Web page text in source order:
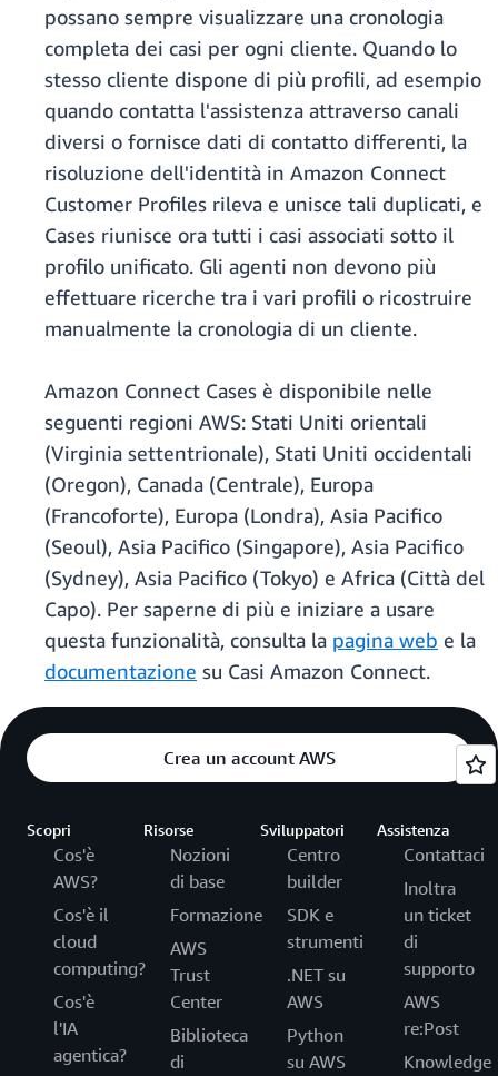
possano sempre visualizzare una cronologia
completa dei casi per ogni cliente. Quando lo
stesso cliente dispone di più profili, ad esempio
quando contatta l'assistenza attraverso canali
diversi o fornisce dati di contatto differenti, la
risoluzione dell'identità in Amazon Connect
Customer Profiles rileva e unisce tali duplicati, e
Cases riunisce ora tutti i casi associati sotto il
profilo unificato. Gli agenti non devono più
effettuare ricerche tra i vari profili o ricostruire
manualmente la cronologia di un cliente.
Amazon Connect Cases è disponibile nelle
seguenti regioni AWS: Stati Uniti orientali
(Virginia settentrionale), Stati Uniti occidentali
(Oregon), Canada (Centrale), Europa
(Francoforte), Europa (Londra), Asia Pacifico
(Seoul), Asia Pacifico (Singapore), Asia Pacifico
(Sydney), Asia Pacifico (Tokyo) e Africa (Città del
Capo). Per saperne di più e iniziare a usare
questa funzionalità, consulta la pagina web e la
documentazione su Casi Amazon Connect.
Crea un account AWS
Scopri
Cos'è
AWS?
Cos'è il
cloud
computing?
Cos'è
l'IA
agentica?
Risorse
Nozioni
di base
Formazione
AWS
Trust
Center
Biblioteca
di
Sviluppatori
Centro
builder
SDK e
strumenti
.NET su
AWS
Python
su AWS
Assistenza
Contattaci
Inoltra
un ticket
di
supporto
AWS
re:Post
Knowledge